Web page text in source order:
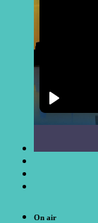
On air